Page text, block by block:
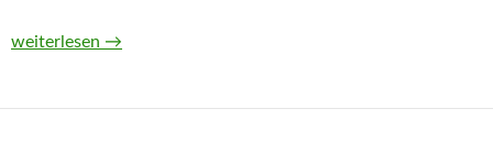
Belletristik und Sachbücher über Kolonialismus (sowie
weiterlesen →